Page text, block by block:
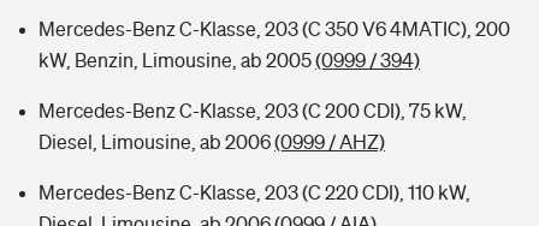
Mercedes-Benz C-Klasse, 203 (C 350 V6 4MATIC), 200
kW, Benzin, Limousine, ab 2005(0999 / 394)
Mercedes-Benz C-Klasse, 203 (C 200 CDI), 75 kW,
Diesel, Limousine, ab 2006(0999 / AHZ)
Mercedes-Benz C-Klasse, 203 (C 220 CDI), 110 kW,